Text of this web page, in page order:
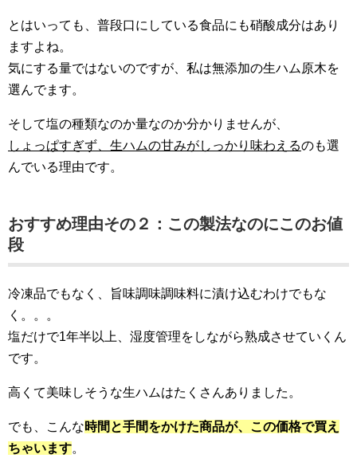
とはいっても、普段口にしている食品にも硝酸成分はあり
ますよね。
気にする量ではないのですが、私は無添加の生ハム原木を
選んでます。
そして塩の種類なのか量なのか分かりませんが、
しょっぱすぎず、生ハムの甘みがしっかり味わえるのも選
んでいる理由です。
おすすめ理由その２：この製法なのにこのお値
段
冷凍品でもなく、旨味調味調味料に漬け込むわけでもな
く。。。
塩だけで1年半以上、湿度管理をしながら熟成させていくん
です。
高くて美味しそうな生ハムはたくさんありました。
でも、こんな時間と手間をかけた商品が、この価格で買え
ちゃいます。